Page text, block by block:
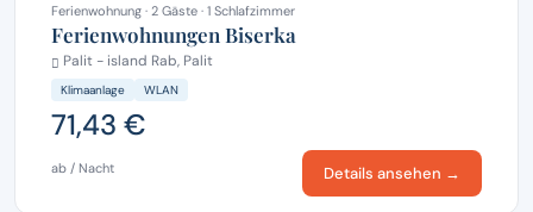
Ferienwohnung · 2 Gäste · 1 Schlafzimmer
Ferienwohnungen Biserka
Palit - island Rab, Palit
Klimaanlage WLAN
71,43 €
ab / Nacht Details ansehen →